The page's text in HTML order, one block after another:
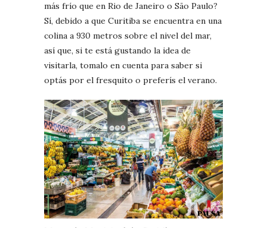
más frío que en Rio de Janeiro o São Paulo?
Sí, debido a que Curitiba se encuentra en una
colina a 930 metros sobre el nivel del mar,
así que, si te está gustando la idea de
visitarla, tomalo en cuenta para saber si
optás por el fresquito o preferís el verano.